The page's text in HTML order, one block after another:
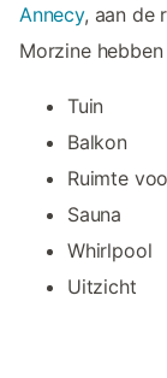
Annecy, aan de
Morzine
Tuin
Balkon
Ruimte
Sauna
Whirlpool
Uitzicht